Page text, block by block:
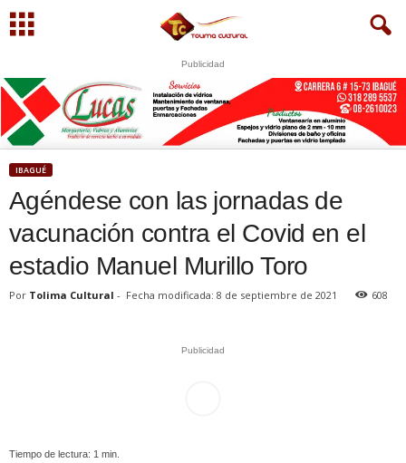
Publicidad
S U
WhatsApp
+573249605958
IBAGUÉ
Agéndese con las jornadas de
vacunación contra el Covid en el
estadio Manuel Murillo Toro
Por Tolima Cultural - Fecha modificada: 8 de septiembre de 2021 608
Publicidad
Tiempo de lectura: 1 min.